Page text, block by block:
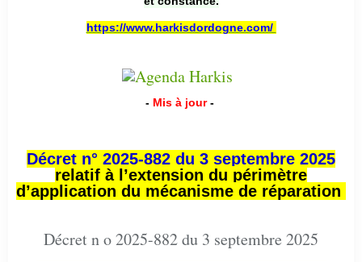
https://www.harkisdordogne.com/
- Mis à jour -
Décret n° 2025-882 du 3 septembre 2025
relatif à l’extension du périmètre
d’application du mécanisme de réparation
Décret n o 2025-882 du 3 septembre 2025